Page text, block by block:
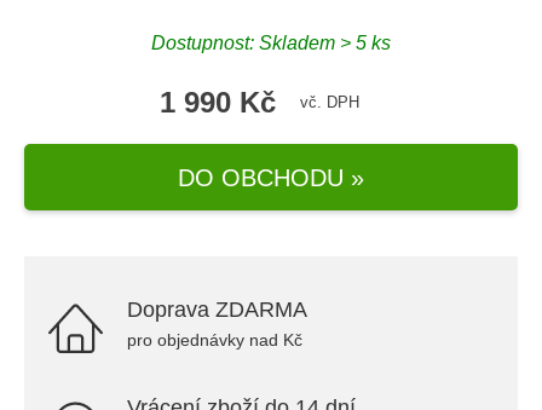
Dostupnost: Skladem > 5 ks
1 990 Kč vč. DPH
DO OBCHODU »
Doprava ZDARMA
pro objednávky nad Kč